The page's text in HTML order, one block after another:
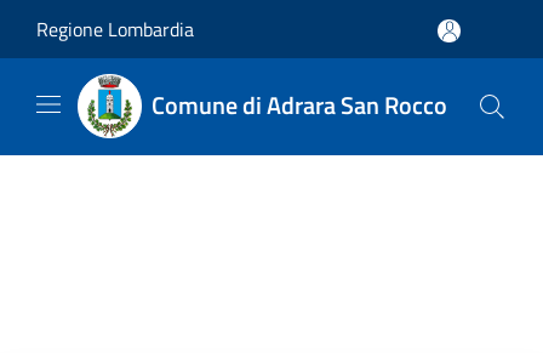
Regione Lombardia
Comune di Adrara San Rocco